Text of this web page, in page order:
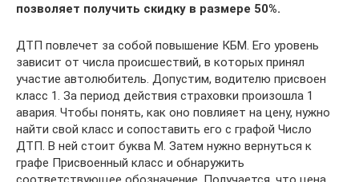
позволяет получить скидку в размере 50%.
ДТП повлечет за собой повышение КБМ. Его уровень
зависит от числа происшествий, в которых принял
участие автолюбитель. Допустим, водителю присвоен
класс 1. За период действия страховки произошла 1
авария. Чтобы понять, как оно повлияет на цену, нужно
найти свой класс и сопоставить его с графой Число
ДТП. В ней стоит буква М. Затем нужно вернуться к
графе Присвоенный класс и обнаружить